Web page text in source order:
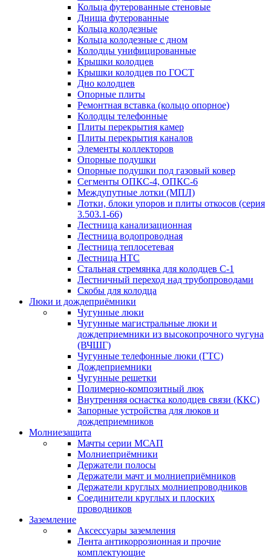
Кольца футерованные стеновые
Днища футерованные
Кольца колодезные
Кольца колодезные с дном
Колодцы унифицированные
Крышки колодцев
Крышки колодцев по ГОСТ
Дно колодцев
Опорные плиты
Ремонтная вставка (кольцо опорное)
Колодцы телефонные
Плиты перекрытия камер
Плиты перекрытия каналов
Элементы коллекторов
Опорные подушки
Опорные подушки под газовый ковер
Сегменты ОПКС-4, ОПКС-6
Междупутные лотки (МПЛ)
Лотки, блоки упоров и плиты откосов (серия
3.503.1-66)
Лестница канализационная
Лестница водопроводная
Лестница теплосетевая
Лестница НТС
Стальная стремянка для колодцев С-1
Лестничный переход над трубопроводами
Скобы для колодца
Люки и дождеприёмники
Чугунные люки
Чугунные магистральные люки и
дождеприемники из высокопрочного чугуна
(ВЧШГ)
Чугунные телефонные люки (ГТС)
Дождеприемники
Чугунные решетки
Полимерно-композитный люк
Внутренняя оснастка колодцев связи (ККС)
Запорные устройства для люков и
дождеприемников
Молниезащита
Мачты серии МСАП
Молниеприёмники
Держатели полосы
Держатели мачт и молниеприёмников
Держатели круглых молниепроводников
Cоединители круглых и плоских
проводников
Заземление
Аксессуары заземления
Лента антикоррозионная и прочие
комплектующие